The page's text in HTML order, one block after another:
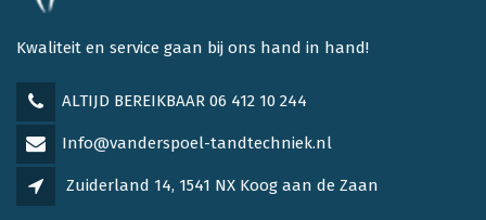
Kwaliteit en service gaan bij ons hand in hand!
ALTIJD BEREIKBAAR 06 412 10 244
Info@vanderspoel-tandtechniek.nl
Zuiderland 14, 1541 NX Koog aan de Zaan